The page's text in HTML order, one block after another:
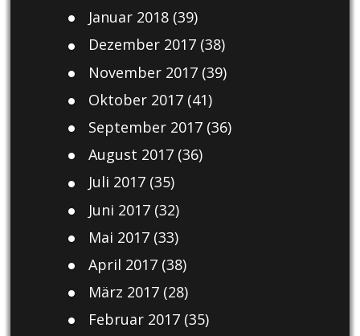
Januar 2018(39)
Dezember 2017(38)
November 2017(39)
Oktober 2017(41)
September 2017(36)
August 2017(36)
Juli 2017(35)
Juni 2017(32)
Mai 2017(33)
April 2017(38)
März 2017(28)
Februar 2017(35)